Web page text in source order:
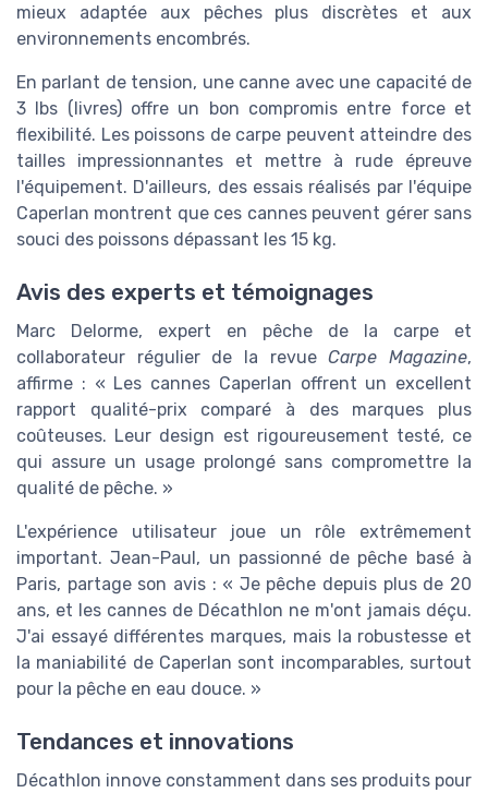
mieux adaptée aux pêches plus discrètes et aux
environnements encombrés.
En parlant de tension, une canne avec une capacité de
3 lbs (livres) offre un bon compromis entre force et
flexibilité. Les poissons de carpe peuvent atteindre des
tailles impressionnantes et mettre à rude épreuve
l'équipement. D'ailleurs, des essais réalisés par l'équipe
Caperlan montrent que ces cannes peuvent gérer sans
souci des poissons dépassant les 15 kg.
Avis des experts et témoignages
Marc Delorme, expert en pêche de la carpe et
collaborateur régulier de la revueCarpe Magazine,
affirme : « Les cannes Caperlan offrent un excellent
rapport qualité-prix comparé à des marques plus
coûteuses. Leur design est rigoureusement testé, ce
qui assure un usage prolongé sans compromettre la
qualité de pêche. »
L'expérience utilisateur joue un rôle extrêmement
important. Jean-Paul, un passionné de pêche basé à
Paris, partage son avis : « Je pêche depuis plus de 20
ans, et les cannes de Décathlon ne m'ont jamais déçu.
J'ai essayé différentes marques, mais la robustesse et
la maniabilité de Caperlan sont incomparables, surtout
pour la pêche en eau douce. »
Tendances et innovations
Décathlon innove constamment dans ses produits pour